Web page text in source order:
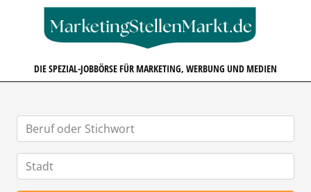
DIE SPEZIAL-JOBBÖRSE FÜR MARKETING, WERBUNG UND MEDIEN